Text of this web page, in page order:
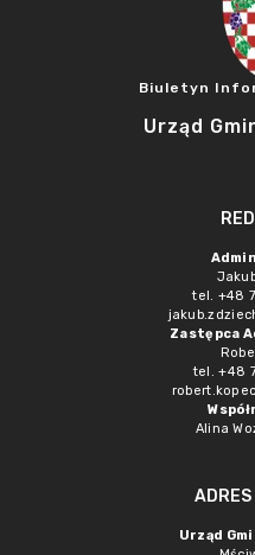
Biuletyn
Urząd
tel. +48
Zastępca
tel. +48
Alina
ADRES
Urząd